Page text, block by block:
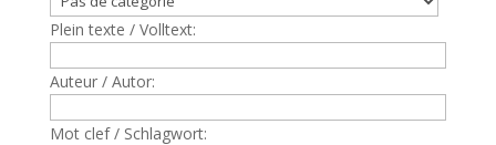
Plein texte / Volltext:
Auteur / Autor:
Mot clef / Schlagwort: